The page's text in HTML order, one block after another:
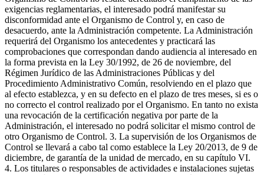
exigencias reglamentarias, el interesado podrá manifestar su
disconformidad ante el Organismo de Control y, en caso de
desacuerdo, ante la Administración competente. La Administración
requerirá del Organismo los antecedentes y practicará las
comprobaciones que correspondan dando audiencia al interesado en
la forma prevista en la Ley 30/1992, de 26 de noviembre, del
Régimen Jurídico de las Administraciones Públicas y del
Procedimiento Administrativo Común, resolviendo en el plazo que
al efecto establezca, y en su defecto en el plazo de tres meses, si es o
no correcto el control realizado por el Organismo. En tanto no exista
una revocación de la certificación negativa por parte de la
Administración, el interesado no podrá solicitar el mismo control de
otro Organismo de Control. 3. La supervisión de los Organismos de
Control se llevará a cabo tal como establece la Ley 20/2013, de 9 de
diciembre, de garantía de la unidad de mercado, en su capítulo VI.
4. Los titulares o responsables de actividades e instalaciones sujetas